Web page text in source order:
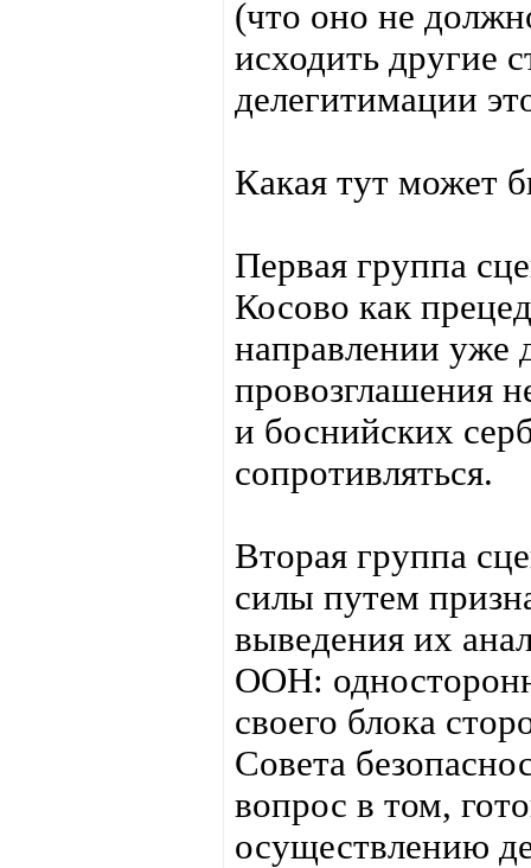
(что оно не
исходить другие
делегитимации
Какая тут может
Первая группа
Косово как
направлении уже
провозглашения
и боснийских
сопротивляться.
Вторая группа
силы путем
выведения их
ООН:
своего блока
Совета
вопрос в том,
осуществлению